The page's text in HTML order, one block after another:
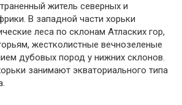
житель северных и
В западной части хорьки
леса по склонам Атласких гор,
жестколистные вечнозеленые
дубовых пород у нижних склонов.
занимают экваториального типа